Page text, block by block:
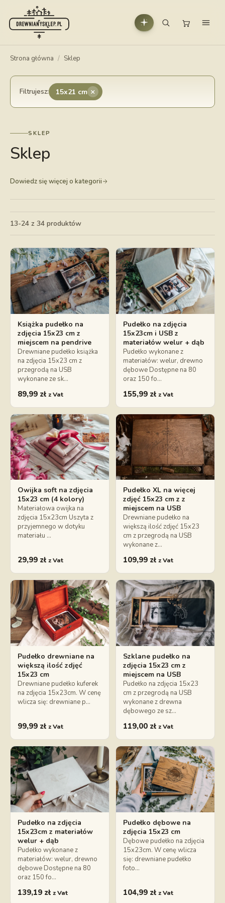
Strona główna / Sklep
Filtrujesz: 15x21 cm ×
SKLEP
Sklep
Dowiedz się więcej o kategorii
13-24 z 34 produktów
Książka pudełko na
zdjęcia 15x23 cm z
miejscem na pendrive
Drewniane pudełko książka
na zdjęcia 15x23 cm z
przegrodą na USB
wykonane ze sk…
89,99 zł z Vat
Pudełko na zdjęcia
15x23cm i USB z
materiałów welur + dąb
Pudełko wykonane z
materiałów: welur, drewno
dębowe Dostępne na 80
oraz 150 fo…
155,99 zł z Vat
Owijka soft na zdjęcia
15x23 cm (4 kolory)
Materiałowa owijka na
zdjęcia 15x23cm Uszyta z
przyjemnego w dotyku
materiału …
29,99 zł z Vat
Pudełko XL na więcej
zdjęć 15x23 cm z z
miejscem na USB
Drewniane pudełko na
większą ilość zdjęć 15x23
cm z przegrodą na USB
wykonane z…
109,99 zł z Vat
Pudełko drewniane na
większą ilość zdjęć
15x23 cm
Drewniane pudełko kuferek
na zdjęcia 15x23cm. W cenę
wlicza się: drewniane p…
99,99 zł z Vat
Szklane pudełko na
zdjęcia 15x23 cm z
miejscem na USB
Pudełko na zdjęcia 15x23
cm z przegrodą na USB
wykonane z drewna
dębowego ze sz…
119,00 zł z Vat
Pudełko na zdjęcia
15x23cm z materiałów
welur + dąb
Pudełko wykonane z
materiałów: welur, drewno
dębowe Dostępne na 80
oraz 150 fo…
139,19 zł z Vat
Pudełko dębowe na
zdjęcia 15x23 cm
Dębowe pudełko na zdjęcia
15x23cm. W cenę wlicza
się: drewniane pudełko
foto…
104,99 zł z Vat